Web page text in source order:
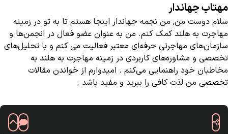
مهتاب جهاندار
سلام دوست من, من نجمه جهاندار اینجا هستم تا به تو در زمینه
مهاجرت به هلند کمک کنم. من به عنوان عضو فعال در انجمن‌ها و
سازمان‌های مهاجرتی حرفه‌ای معتبر فعالیت می کنم و با تحلیل‌های
تخصصی و مشاوره‌های کاربردی در زمینه مهاجرت به هلند به
مخاطبان خود راهنمایی می‌کنم . امیدوارم از خواندن مقالات
تخصصی من لذت کافی را ببرید و مفید باشد .